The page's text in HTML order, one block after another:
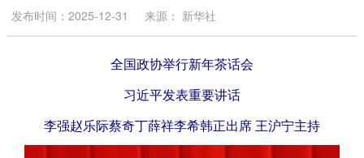
发布时间：2025-12-31 来源： 新华社
全国政协举行新年茶话会
习近平发表重要讲话
李强赵乐际蔡奇丁薛祥李希韩正出席 王沪宁主持